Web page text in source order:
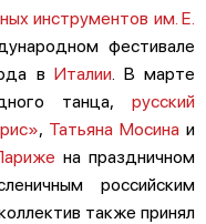
инструментов им. Е.
фестивале
вИталии . В марте
танца, русский
, Татьяна Мосина и
на праздничном
российским
также принял